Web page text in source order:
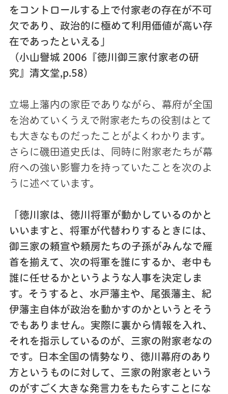
をコントロールする上で付家老の存在が不可
欠であり、政治的に極めて利用価値が高い存
在であったといえる」
（小山譽城 2006『徳川御三家付家老の研
究』清文堂,p.58）
立場上藩内の家臣でありながら、幕府が全国
を治めていくうえで附家老たちの役割はとて
も大きなものだったことがよくわかります。
さらに磯田道史氏は、同時に附家老たちが幕
府への強い影響力を持っていたことを次のよ
うに述べています。
「徳川家は、徳川将軍が動かしているのかと
いいますと、将軍が代替わりするときには、
御三家の頼宣や頼房たちの子孫がみんなで雁
首を揃えて、次の将軍を誰にするか、老中も
誰に任せるかというような人事を決定しま
す。そうすると、水戸藩主や、尾張藩主、紀
伊藩主自体が政治を動かすのかというとそう
でもありません。実際に裏から情報を入れ、
それを指示しているのが、三家の附家老なの
です。日本全国の情勢なり、徳川幕府のあり
方というものに対して、三家の附家老という
のがすごく大きな発言力をもたらすことにな